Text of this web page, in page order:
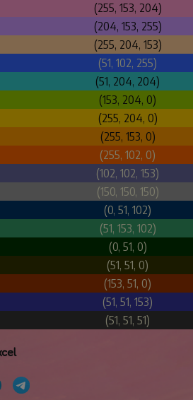
(255, 153, 204)
(204, 153, 255)
(255, 204, 153)
(51, 102, 255)
(51, 204, 204)
(153, 204, 0)
(255, 204, 0)
(255, 153, 0)
(255, 102, 0)
(102, 102, 153)
(150, 150, 150)
(0, 51, 102)
(51, 153, 102)
(0, 51, 0)
(51, 51, 0)
(153, 51, 0)
(51, 51, 153)
(51, 51, 51)